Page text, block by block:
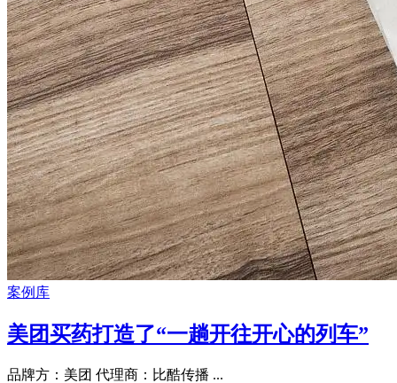
案例库
美团买药打造了“一趟开往开心的列车”
品牌方：美团 代理商：比酷传播 ...